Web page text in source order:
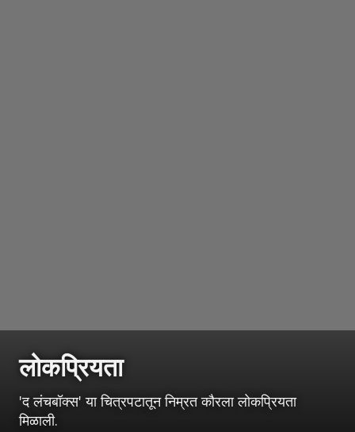
लोकप्रियता
'द लंचबॉक्स' या चित्रपटातून निम्रत कौरला लोकप्रियता
मिळाली.